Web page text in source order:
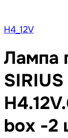
H4_12V
Лампа
box -2